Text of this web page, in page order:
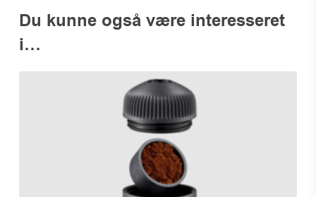
Du kunne også være interesseret
i…